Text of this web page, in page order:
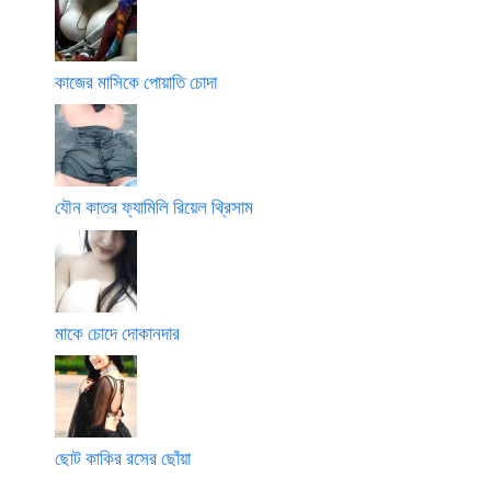
কাজের মাসিকে পোয়াতি চোদা
যৌন কাতর ফ্যামিলি রিয়েল থ্রিসাম
মাকে চোদে দোকানদার
ছোট কাকির রসের ছোঁয়া